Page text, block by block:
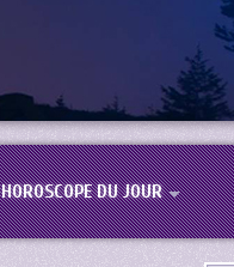
HOROSCOPE DU JOUR